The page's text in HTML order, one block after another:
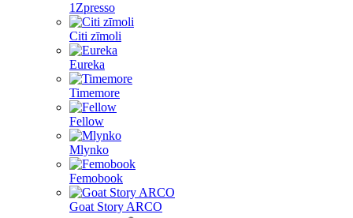
1Zpresso
Citi zīmoli
Eureka
Timemore
Fellow
Mlynko
Femobook
Goat Story ARCO